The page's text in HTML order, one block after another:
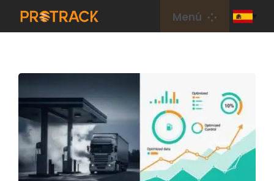
saltar
Menú
Rastreador de GPS
Plataforma GPS
Tarjeta IoT